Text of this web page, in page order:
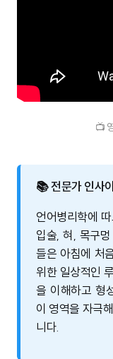
📺
📚 전문가 인사
언어병리학에
입술, 혀, 목구
들은 아침에 처
위한 일상적인
을 이해하고 형
이 영역을 자극
니다.